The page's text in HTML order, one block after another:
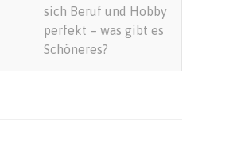
sich Beruf und Hobby
perfekt – was gibt es
Schöneres?